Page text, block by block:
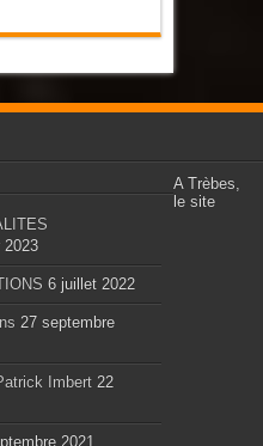
2023
6 juillet 2022
27 septembre
Imbert 22
2021
A Trèbes,
le site